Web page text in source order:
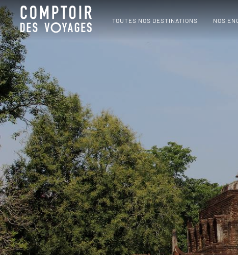
TOUTES NOS DESTINATIONS NOS